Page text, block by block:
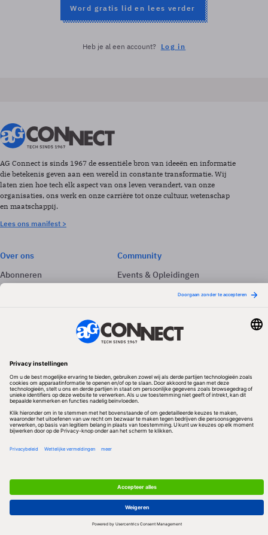
Word gratis lid en lees verder
Heb je al een account? Log in
AG Connect is sinds 1967 de essentiële bron van ideeën en informatie
die betekenis geven aan een wereld in constante transformatie. Wij
laten zien hoe tech elk aspect van ons leven verandert, van onze
organisaties, ons werk en onze carrière tot onze cultuur, wetenschap
en maatschappij.
Lees ons manifest >
Over ons
Abonneren
Adverteren
Community
Events & Opleidingen
Volg ons
Redactionele partner
Algemene Voorwaarden & Copyrights